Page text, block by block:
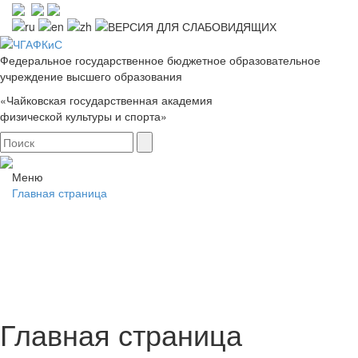
Федеральное государственное бюджетное образовательное
учреждение высшего образования
«Чайковская государственная академия
физической культуры и спорта»
Меню
Главная страница
Главная страница